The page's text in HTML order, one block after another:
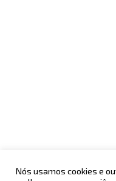
Nós usamos cookies e